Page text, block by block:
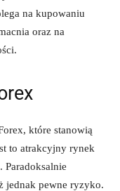
na kupowaniu
oraz na
które stanowią
to atrakcyjny rynek
jednak pewne ryzyko.